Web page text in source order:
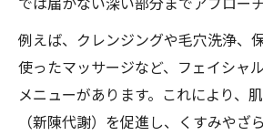
例えば、クレンジングや毛穴洗浄、
使ったマッサージなど、フェイシャ
メニューがあります。これにより、
（新陳代謝）を促進し、くすみやざ